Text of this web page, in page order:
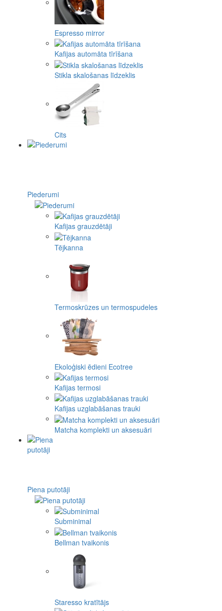
Espresso mirror
Kafijas automāta tīrīšana
Stikla skalošanas līdzeklis
Cits
Piederumi
Kafijas grauzdētāji
Tējkanna
Termoskrūzes un termospudeles
Ekoloģiski ēdieni Ecotree
Kafijas termosi
Kafijas uzglabāšanas trauki
Matcha komplekti un aksesuāri
Piena putotāji
Subminimal
Bellman tvaikonis
Staresso kratītājs